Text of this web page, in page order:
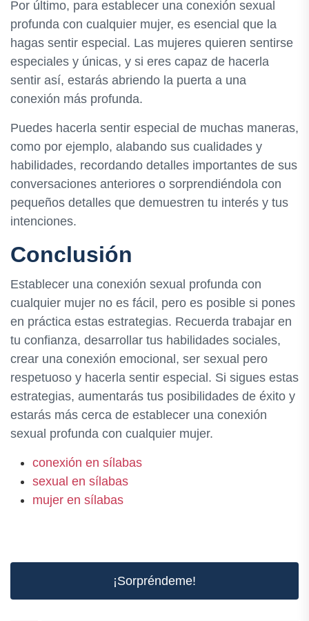
Por último, para establecer una conexión sexual
profunda con cualquier mujer, es esencial que la
hagas sentir especial. Las mujeres quieren sentirse
especiales y únicas, y si eres capaz de hacerla
sentir así, estarás abriendo la puerta a una
conexión más profunda.
Puedes hacerla sentir especial de muchas maneras,
como por ejemplo, alabando sus cualidades y
habilidades, recordando detalles importantes de sus
conversaciones anteriores o sorprendiéndola con
pequeños detalles que demuestren tu interés y tus
intenciones.
Conclusión
Establecer una conexión sexual profunda con
cualquier mujer no es fácil, pero es posible si pones
en práctica estas estrategias. Recuerda trabajar en
tu confianza, desarrollar tus habilidades sociales,
crear una conexión emocional, ser sexual pero
respetuoso y hacerla sentir especial. Si sigues estas
estrategias, aumentarás tus posibilidades de éxito y
estarás más cerca de establecer una conexión
sexual profunda con cualquier mujer.
conexión en sílabas
sexual en sílabas
mujer en sílabas
¡Sorpréndeme!